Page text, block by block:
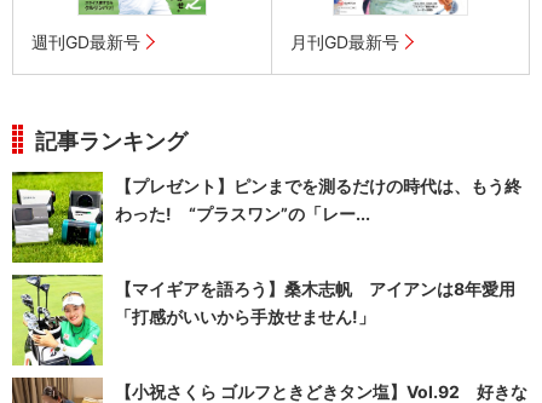
週刊GD最新号 月刊GD最新号
記事ランキング
【プレゼント】ピンまでを測るだけの時代は、もう終
わった! “プラスワン”の「レー...
【マイギアを語ろう】桑木志帆 アイアンは8年愛用
「打感がいいから手放せません!」
【小祝さくら ゴルフときどきタン塩】Vol.92 好きな